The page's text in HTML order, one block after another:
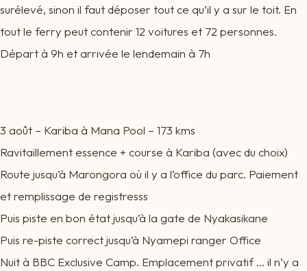
surélevé, sinon il faut déposer tout ce qu’il y a sur le toit. En
tout le ferry peut contenir 12 voitures et 72 personnes.
Départ à 9h et arrivée le lendemain à 7h
3 août – Kariba à Mana Pool – 173 kms
Ravitaillement essence + course à Kariba (avec du choix)
Route jusqu’à Marongora où il y a l’office du parc. Paiement
et remplissage de registresss
Puis piste en bon état jusqu’à la gate de Nyakasikane
Puis re-piste correct jusqu’à Nyamepi ranger Office
Nuit à BBC Exclusive Camp. Emplacement privatif … il n’y a